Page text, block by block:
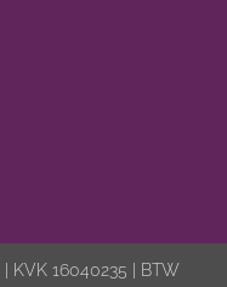
| KVK 16040235 | BTW